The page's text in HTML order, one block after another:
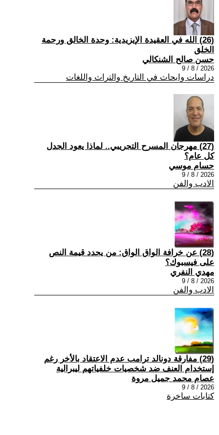
(26) الله في العقيدة الإيزيدية: وحدة الخالق ورحمة
الخلق
حسن صالح الشنكالي
2026 / 8 / 9
دراسات وابحاث في التاريخ والتراث واللغات
(27) مهرجان المسرح التجريبي.. لماذا يعود الجدل
كل عام؟
حسام موسي
2026 / 8 / 9
الادب والفن
(28) عن خرافة الواق الواق: من يحدد قيمة النص
على فيسبوك؟
مهدي النفري
2026 / 8 / 9
الادب والفن
(29) مفارقة دونالد ترامب عدم الاعتقاد بالأخر رغم
إستخدام العنف ضد شخصيات خلفياتهم ليبرالية
عصام محمد جميل مروة
2026 / 8 / 9
كتابات ساخرة